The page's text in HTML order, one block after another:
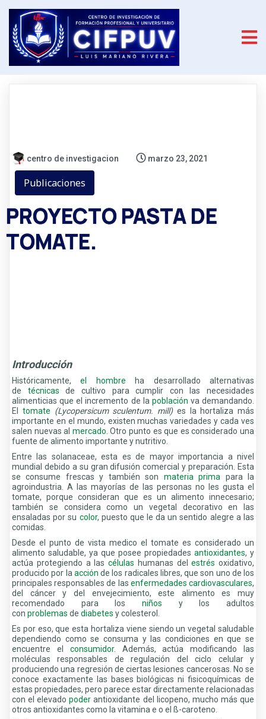
centro de investigacion marzo 23, 2021
Publicaciones
PROYECTO PASTA DE
TOMATE.
Introducción
Históricamente,el hombre ha desarrollado alternativas
de técnicas de cultivo para cumplir con las necesidades
alimenticias que el incremento de la población va demandando.
El tomate (Lycopersicum sculentum. mill)es la hortaliza más
importante en el mundo, existen muchas variedades y cada ves
salen nuevas al mercado . Otro punto es que es considerado una
fuente de alimento importante y nutritivo.
Entre las solanaceae, esta es de mayor importancia a nivel
mundial debido a su gran difusión comercial y preparación. Esta
se consume frescas y también son materia prima para la
agroindustria. A las mayorías de las personas no les gusta el
tomate, porque consideran que es un alimento innecesario;
también se considera como un vegetal decorativo en las
ensaladas por su color, puesto que le da un sentido alegre a las
comidas.
Desde el punto de vista medico el tomate es considerado un
alimento saludable, ya que posee propiedades antioxidantes, y
actúa protegiendo a las células humanas delestrés oxidativo,
producido por la acción de los radicales libres, que son uno de los
principales responsables de las enfermedades cardiovasculares,
del cáncer y del envejecimiento, este alimento es muy
recomendado para los niños y los adultos
con problemas de diabetes y colesterol.
Es por eso, que esta hortaliza viene siendo un vegetal saludable
dependiendo como se consuma y las condiciones en que se
encuentre el consumidor. Además, actúa modificando las
moléculas responsables de regulación del ciclo celular y
produciendo una regresión de ciertas lesiones cancerosas. No se
conoce exactamente las bases biológicas ni fisicoquímicas de
estas propiedades, pero parece estar directamente relacionadas
con el elevadopoder antioxidante del licopeno, mucho más que
otros antioxidantes como la vitamina e o el ß-caroteno.